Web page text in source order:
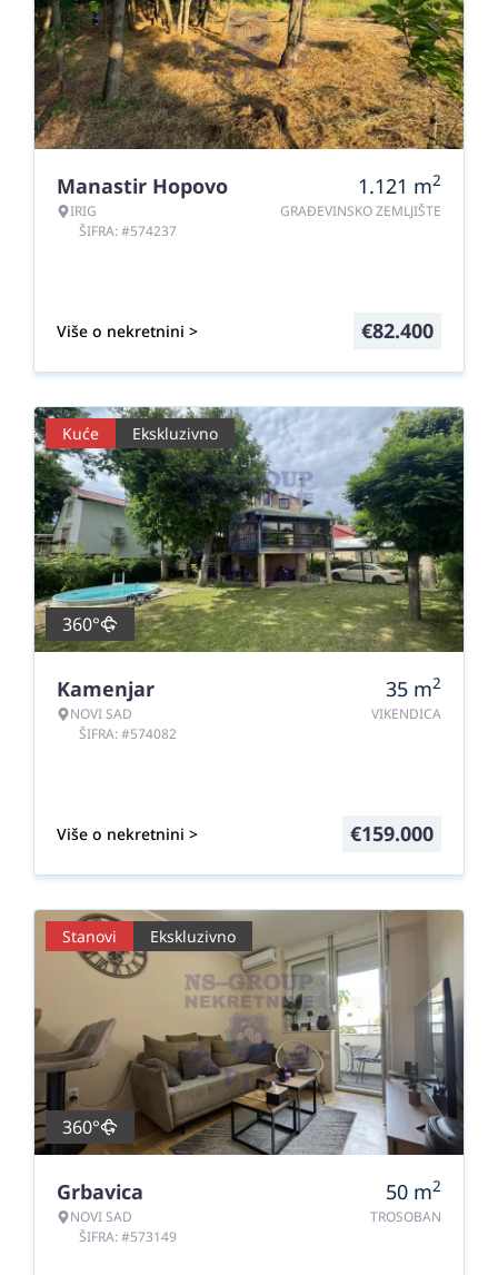
Manastir Hopovo
IRIG
ŠIFRA: #574237
1.121 m2
GRAĐEVINSKO ZEMLJIŠTE
Više o nekretnini > €82.400
Kuće Ekskluzivno
360°
Kamenjar
NOVI SAD
ŠIFRA: #574082
35 m2
VIKENDICA
Više o nekretnini > €159.000
Stanovi Ekskluzivno
360°
Grbavica
NOVI SAD
ŠIFRA: #573149
50 m2
TROSOBAN